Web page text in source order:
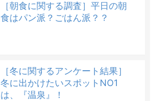
［朝食に関する調査］平日の朝
食はパン派？ごはん派？？
［冬に関するアンケート結果］
冬に出かけたいスポットNO1
は、『温泉』！